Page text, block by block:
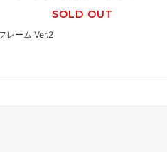
SOLD OUT
レーム Ver.2